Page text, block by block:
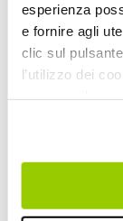
esperienza
e fornire agli
clic sul
l’utilizzo dei
su "Scopri di
informativa con
del
seguenti